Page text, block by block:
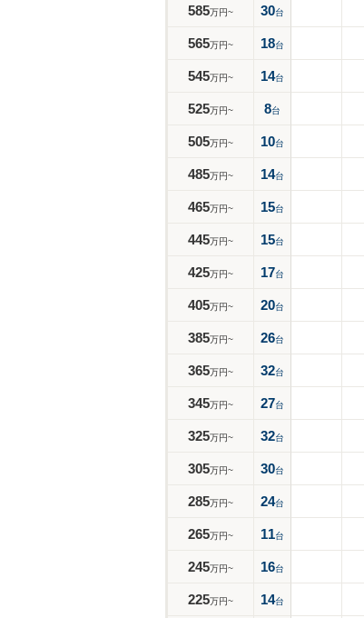
585万円~ 30台
565万円~ 18台
545万円~ 14台
525万円~ 8台
505万円~ 10台
485万円~ 14台
465万円~ 15台
445万円~ 15台
425万円~ 17台
405万円~ 20台
385万円~ 26台
365万円~ 32台
345万円~ 27台
325万円~ 32台
305万円~ 30台
285万円~ 24台
265万円~ 11台
245万円~ 16台
225万円~ 14台